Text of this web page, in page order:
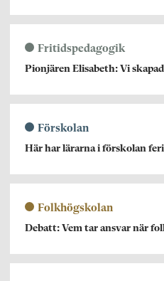
Fritidspedagogik
Pionjären Elisabeth: Vi
Förskolan
Här har lärarna i förskolan
Folkhögskolan
Debatt: Vem tar ansvar när